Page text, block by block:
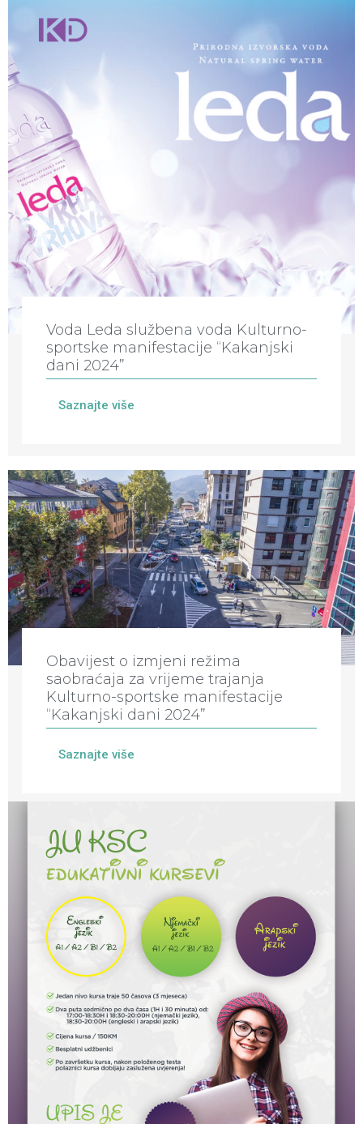
Voda Leda službena voda Kulturno-
sportske manifestacije “Kakanjski
dani 2024”
Saznajte više
Obavijest o izmjeni režima
saobraćaja za vrijeme trajanja
Kulturno-sportske manifestacije
“Kakanjski dani 2024”
Saznajte više